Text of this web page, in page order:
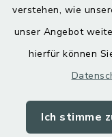
verstehen, wie
unser Angebot
hierfür können
Ich stimme
Digitaler